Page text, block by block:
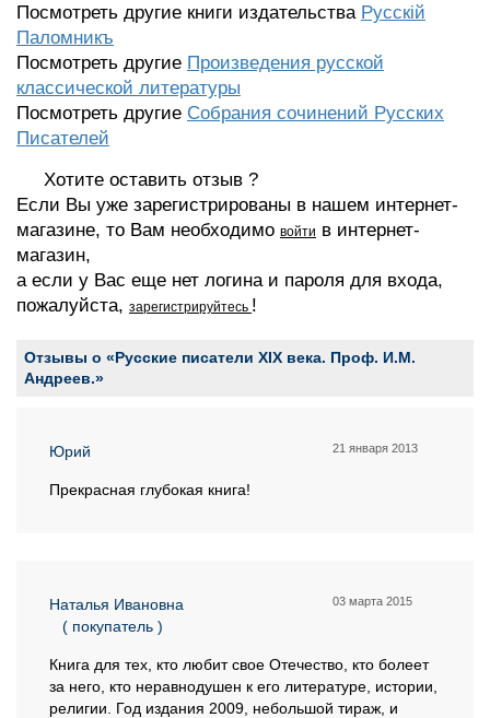
Посмотреть другие книги издательства Русскiй
Паломникъ
Посмотреть другие Произведения русской
классической литературы
Посмотреть другие Собрания сочинений Русских
Писателей
Хотите оставить отзыв ?
Если Вы уже зарегистрированы в нашем интернет-
магазине, то Вам необходимо войти в интернет-
магазин,
а если у Вас еще нет логина и пароля для входа,
пожалуйста, зарегистрируйтесь !
Отзывы о «Русские писатели ХIХ века. Проф. И.М.
Андреев.»
Юрий 21 января 2013
Прекрасная глубокая книга!
Наталья Ивановна
( покупатель )
03 марта 2015
Книга для тех, кто любит свое Отечество, кто болеет
за него, кто неравнодушен к его литературе, истории,
религии. Год издания 2009, небольшой тираж, и